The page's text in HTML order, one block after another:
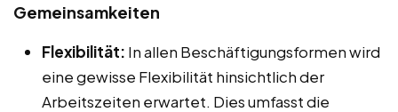
Gemeinsamkeiten
Flexibilität: In allen Beschäftigungsformen wird
eine gewisse Flexibilität hinsichtlich der
Arbeitszeiten erwartet. Dies umfasst die